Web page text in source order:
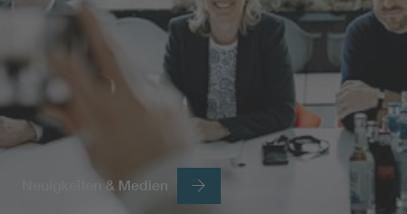
Neuigkeiten & Medien